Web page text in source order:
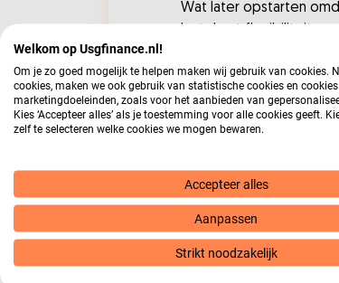
Wat later opstarten
betekent flexibiliteit
ook per werkgever.
faciliteren? Vraag wat
Duidelijke
Je ziet ze al een tijdje
waarvan je eigenlijk
wat jij zoekt in jouw
schroom niet om bij
functie vervolgens
Welkom op Usgfinance.nl!
Om je zo goed mogelijk te helpen maken wij gebruik van cookies.
cookies, maken we ook gebruik van statistische cookies en
marketingdoeleinden, zoals voor het aanbieden van
Kies ‘Accepteer alles’ als je toestemming voor alle cookies geeft.
zelf te selecteren welke cookies we mogen bewaren.
Accepteer alles
Aanpassen
Strikt noodzakelijk